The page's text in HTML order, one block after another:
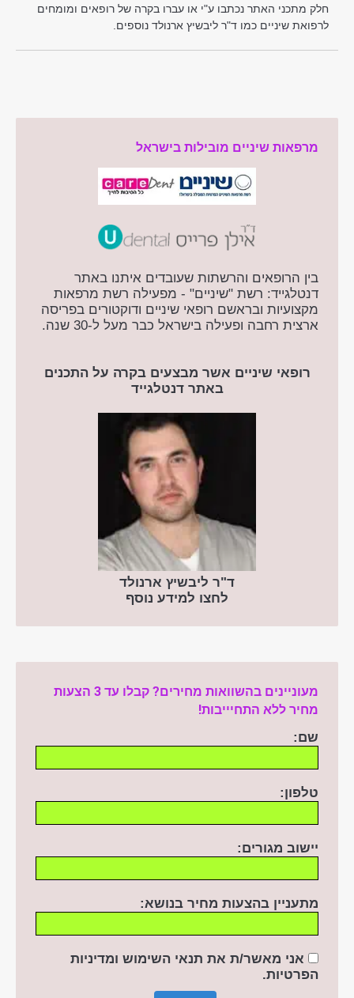
חלק מתכני האתר נכתבו ע"י או עברו בקרה של רופאים ומומחים
לרפואת שיניים כמו ד"ר ליבשיץ ארנולד נוספים.
מרפאות שיניים מובילות בישראל
בין הרופאים והרשתות שעובדים איתנו באתר
דנטלגייד: רשת "שיניים" - מפעילה רשת מרפאות
מקצועיות ובראשם רופאי שיניים ודוקטורים בפריסה
ארצית רחבה ופעילה בישראל כבר מעל ל-30 שנה.
רופאי שיניים אשר מבצעים בקרה על התכנים
באתר דנטלגייד
ד"ר ליבשיץ ארנולד
לחצו למידע נוסף
מעוניינים בהשוואות מחירים? קבלו עד 3 הצעות
מחיר ללא התחיייבות!
שם:
טלפון:
יישוב מגורים:
מתעניין בהצעות מחיר בנושא:
אני מאשר/ת את תנאי השימוש ומדיניות
הפרטיות.